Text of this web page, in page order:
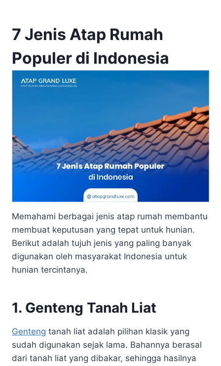
7 Jenis Atap Rumah
Populer di Indonesia
Memahami berbagai jenis atap rumah membantu
membuat keputusan yang tepat untuk hunian.
Berikut adalah tujuh jenis yang paling banyak
digunakan oleh masyarakat Indonesia untuk
hunian tercintanya.
1. Genteng Tanah Liat
Genteng tanah liat adalah pilihan klasik yang
sudah digunakan sejak lama. Bahannya berasal
dari tanah liat yang dibakar, sehingga hasilnya